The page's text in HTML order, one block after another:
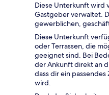
Diese Unterkunft wird
Gastgeber verwaltet.
gewerblichen,
Diese Unterkunft
oder Terrassen, die
geeignet sind. Bei
der Ankunft direkt an
dass dir ein
wird.